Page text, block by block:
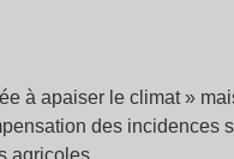
à apaiser le climat »
des incidences